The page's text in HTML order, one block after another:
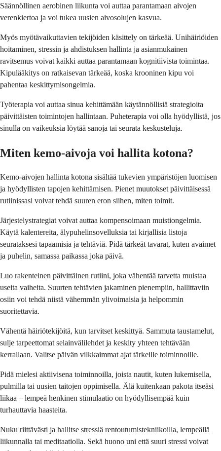
Säännöllinen aerobinen liikunta voi auttaa parantamaan aivojen
verenkiertoa ja voi tukea uusien aivosolujen kasvua.
Myös myötävaikuttavien tekijöiden käsittely on tärkeää. Unihäiriöiden
hoitaminen, stressin ja ahdistuksen hallinta ja asianmukainen
ravitsemus voivat kaikki auttaa parantamaan kognitiivista toimintaa.
Kipulääkitys on ratkaisevan tärkeää, koska krooninen kipu voi
pahentaa keskittymisongelmia.
Työterapia voi auttaa sinua kehittämään käytännöllisiä strategioita
päivittäisten toimintojen hallintaan. Puheterapia voi olla hyödyllistä, jos
sinulla on vaikeuksia löytää sanoja tai seurata keskusteluja.
Miten kemo-aivoja voi hallita kotona?
Kemo-aivojen hallinta kotona sisältää tukevien ympäristöjen luomisen
ja hyödyllisten tapojen kehittämisen. Pienet muutokset päivittäisessä
rutiinissasi voivat tehdä suuren eron siihen, miten toimit.
Järjestelystrategiat voivat auttaa kompensoimaan muistiongelmia.
Käytä kalentereita, älypuhelinsovelluksia tai kirjallisia listoja
seurataksesi tapaamisia ja tehtäviä. Pidä tärkeät tavarat, kuten avaimet
ja puhelin, samassa paikassa joka päivä.
Luo rakenteinen päivittäinen rutiini, joka vähentää tarvetta muistaa
useita vaiheita. Suurten tehtävien jakaminen pienempiin, hallittaviin
osiin voi tehdä niistä vähemmän ylivoimaisia ​​ja helpommin
suoritettavia.
Vähentä häiriötekijöitä, kun tarvitset keskittyä. Sammuta taustamelut,
sulje tarpeettomat selainvälilehdet ja keskity yhteen tehtävään
kerrallaan. Valitse päivän vilkkaimmat ajat tärkeille toiminnoille.
Pidä mielesi aktiivisena toiminnoilla, joista nautit, kuten lukemisella,
pulmilla tai uusien taitojen oppimisella. Älä kuitenkaan pakota itseäsi
liikaa – lempeä henkinen stimulaatio on hyödyllisempää kuin
turhauttavia haasteita.
Nuku riittävästi ja hallitse stressiä rentoutumistekniikoilla, lempeällä
liikunnalla tai meditaatiolla. Sekä huono uni että suuri stressi voivat